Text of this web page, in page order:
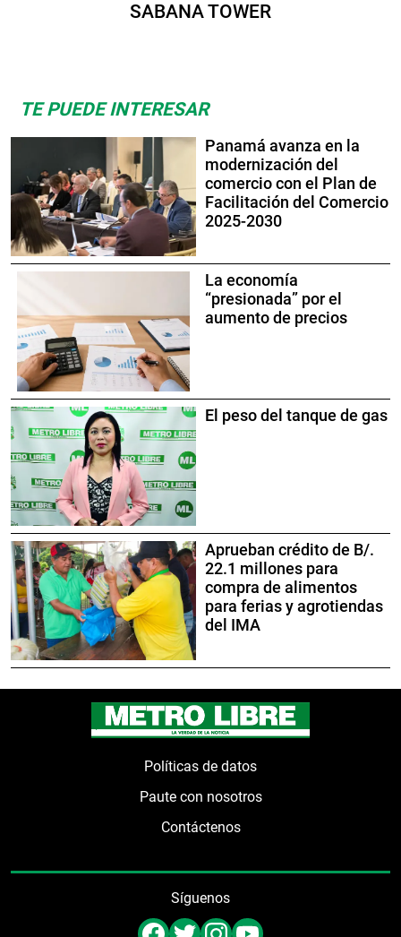
SABANA TOWER
TE PUEDE INTERESAR
Panamá avanza en la
modernización del
comercio con el Plan de
Facilitación del Comercio
2025-2030
La economía
“presionada” por el
aumento de precios
El peso del tanque de gas
Aprueban crédito de B/.
22.1 millones para
compra de alimentos
para ferias y agrotiendas
del IMA
Políticas de datos
Paute con nosotros
Contáctenos
Síguenos